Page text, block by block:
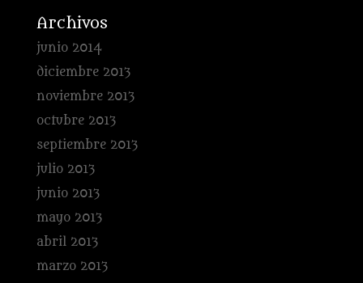
Archivos
junio 2014
diciembre 2013
noviembre 2013
octubre 2013
septiembre 2013
julio 2013
junio 2013
mayo 2013
abril 2013
marzo 2013